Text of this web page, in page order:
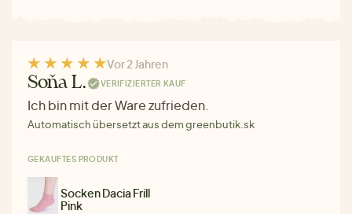
Vor 2 Jahren
Soňa L. VERIFIZIERTER KAUF
Ich bin mit der Ware zufrieden.
Automatisch übersetzt aus dem greenbutik.sk
GEKAUFTES PRODUKT
Socken Dacia Frill
Pink